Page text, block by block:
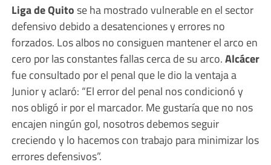
Liga de Quitose ha mostrado vulnerable en el sector
defensivo debido a desatenciones y errores no
forzados. Los albos no consiguen mantener el arco en
cero por las constantes fallas cerca de su arco.Alcácer
fue consultado por el penal que le dio la ventaja a
Junior y aclaró: “El error del penal nos condicionó y
nos obligó ir por el marcador. Me gustaría que no nos
encajen ningún gol, nosotros debemos seguir
creciendo y lo hacemos con trabajo para minimizar los
errores defensivos”.